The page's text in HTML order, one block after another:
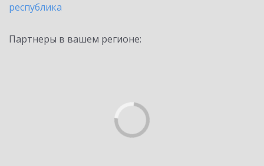
республика
Партнеры в вашем регионе: